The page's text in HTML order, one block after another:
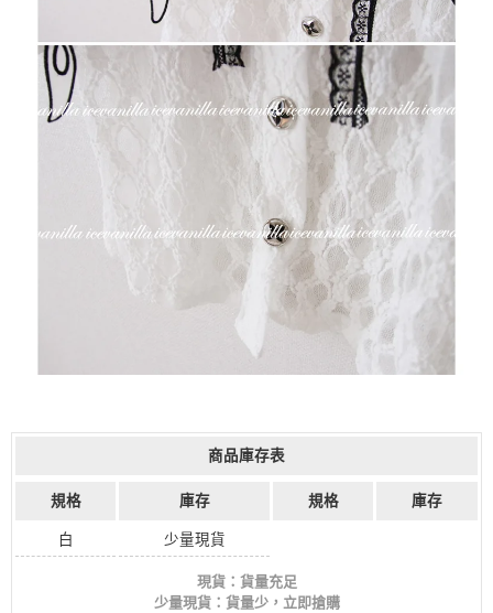
商品庫存表
規格 庫存 規格 庫存
白 少量現貨
現貨：貨量充足
少量現貨：貨量少，立即搶購